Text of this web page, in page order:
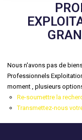
Sélectionnez...
Budget max
Créer une
Nous n'avons pas de
Professionnels
moment , plusieurs
Re-soumettre la
Transmettez-nous